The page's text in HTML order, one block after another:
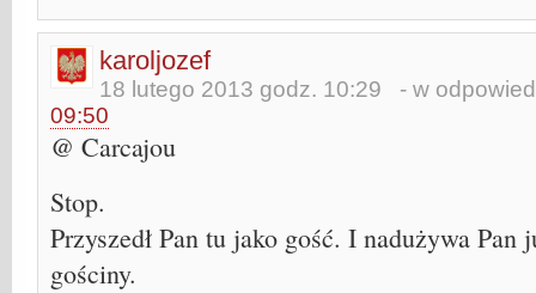
karoljozef
18 lutego 2013 godz. 10:29 - w
09:50
@ Carcajou
Stop.
Przyszedł Pan tu jako gość. I nadużywa Pan
gościny.